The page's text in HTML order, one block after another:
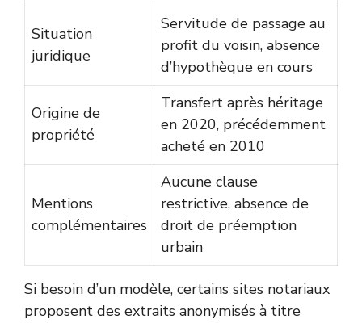
Situation
juridique
Servitude de passage au
profit du voisin, absence
d’hypothèque en cours
Origine de
propriété
Transfert après héritage
en 2020, précédemment
acheté en 2010
Mentions
complémentaires
Aucune clause
restrictive, absence de
droit de préemption
urbain
Si besoin d’un modèle, certains sites notariaux
proposent des extraits anonymisés à titre